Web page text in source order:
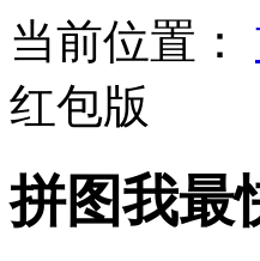
当前位置：
红包版
拼图我最